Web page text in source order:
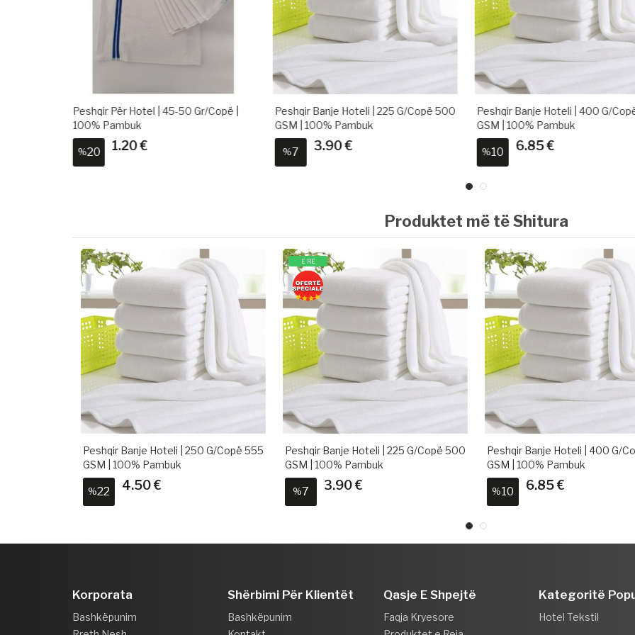
Peshqir Banje Hoteli | 225 G/copë 500
GSM | 100% Pambuk
% 3.90 €
Peshqir Banje Hoteli | 400 G/copë 410
GSM | 100% Pambuk
% 6.85 €
Peshqir Banje Hoteli | 250 G/
GSM | 100% Pambuk
%22 4.50 €
Produktet më të Shitura
E RE
Peshqir Banje Hoteli | 225 G/copë 500
GSM | 100% Pambuk
%7 3.90 €
Peshqir Banje Hoteli | 400 G/copë 410
GSM | 100% Pambuk
%10 6.85 €
DËRGIMI NË
TË NJËJTËN
DITË
Peshqir Për Hotel | 45-50 Gr/
100% Pambuk
%20 1.20 €
Korporata
Bashkëpunim
Shërbimi Për Klientët
Bashkëpunim
Qasje E Shpejtë
Faqja Kryesore
Kategoritë
Hotel Tekstil